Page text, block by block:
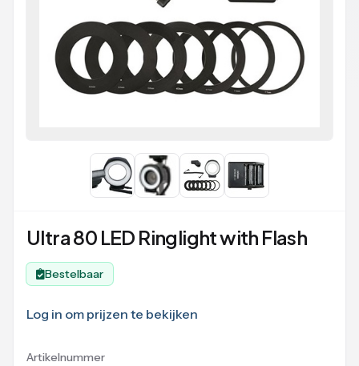
Ultra 80 LED Ringlight with Flash
Bestelbaar
Log in om prijzen te bekijken
Artikelnummer